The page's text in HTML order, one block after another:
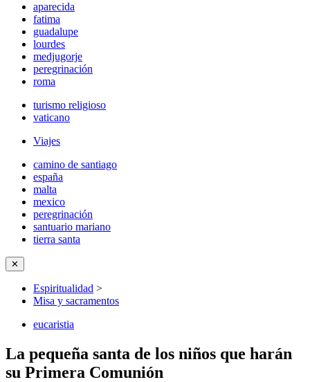
aparecida
fatima
guadalupe
lourdes
medjugorje
peregrinación
roma
turismo religioso
vaticano
Viajes
camino de santiago
españa
malta
mexico
peregrinación
santuario mariano
tierra santa
✕
Espiritualidad >
Misa y sacramentos
eucaristia
La pequeña santa de los niños que harán
su Primera Comunión